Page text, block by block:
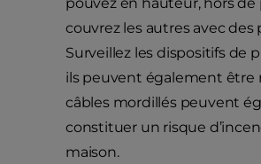
couvrez les autres avec des
Surveillez les dispositifs de
ils peuvent également être
câbles mordillés peuvent
constituer un risque
maison.